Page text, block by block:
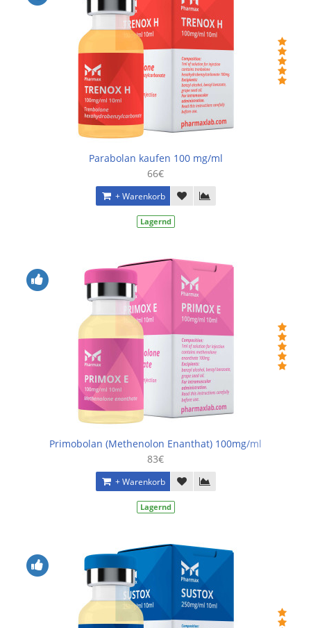
Parabolan kaufen 100 mg/ml
66€
+ Warenkorb
Lagernd
Primobolan (Methenolon Enanthat) 100mg/ml
83€
+ Warenkorb
Lagernd